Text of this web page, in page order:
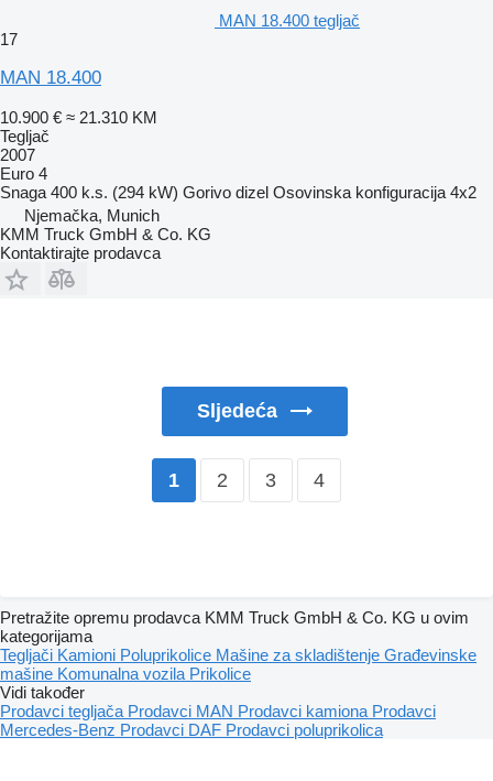
MAN 18.400 tegljač
17
MAN 18.400
10.900 € ≈ 21.310 KM
Tegljač
2007
Euro 4
Snaga 400 k.s. (294 kW) Gorivo dizel Osovinska konfiguracija 4x2
Njemačka, Munich
KMM Truck GmbH & Co. KG
Kontaktirajte prodavca
Sljedeća
1 2 3 4
Pretražite opremu prodavca KMM Truck GmbH & Co. KG u ovim
kategorijama
Tegljači Kamioni Poluprikolice Mašine za skladištenje Građevinske
mašine Komunalna vozila Prikolice
Vidi također
Prodavci tegljača Prodavci MAN Prodavci kamiona Prodavci
Mercedes-Benz Prodavci DAF Prodavci poluprikolica